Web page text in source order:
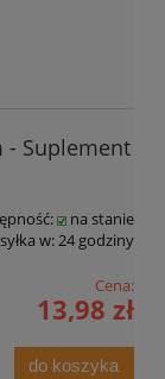
- Suplement
na stanie
w:24 godziny
Cena:
13,98 zł
do koszyka